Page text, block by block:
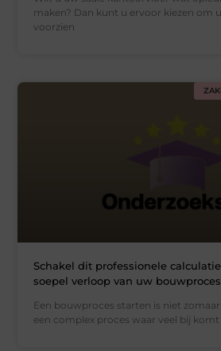
maken? Dan kunt u ervoor kiezen om
voorzien
Schakel dit professionele
soepel verloop van uw bouwproces
Een bouwproces starten is niet
een complex proces waar veel bij